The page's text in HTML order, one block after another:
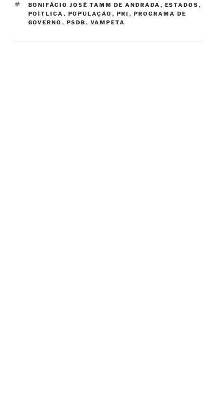
TAGS
BONIFÁCIO JOSÉ TAMM DE ANDRADA , ESTADOS ,
POÍTLICA , POPULAÇÃO , PRI , PROGRAMA DE
GOVERNO , PSDB , VAMPETA